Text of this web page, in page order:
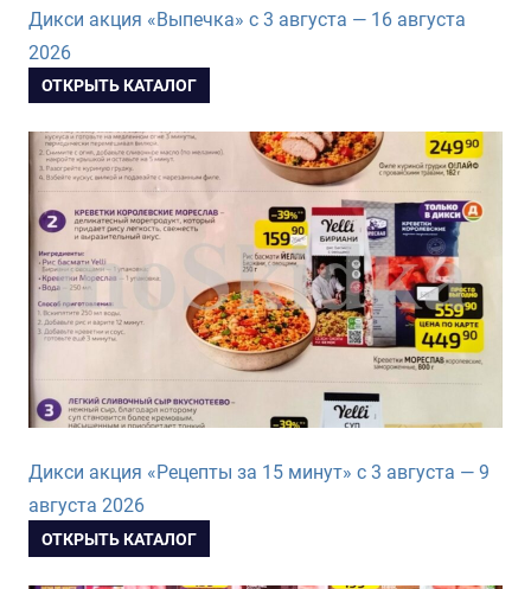
Дикси акция «Выпечка» с 3 августа — 16 августа
2026
ОТКРЫТЬ КАТАЛОГ
Дикси акция «Рецепты за 15 минут» с 3 августа — 9
августа 2026
ОТКРЫТЬ КАТАЛОГ